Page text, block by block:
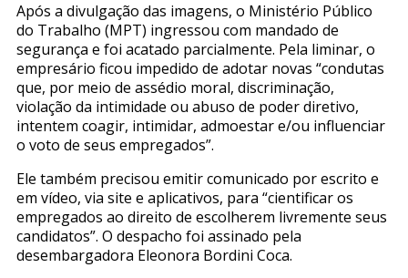
Após a divulgação das imagens, o Ministério Público
do Trabalho (MPT) ingressou com mandado de
segurança e foi acatado parcialmente. Pela liminar, o
empresário ficou impedido de adotar novas “condutas
que, por meio de assédio moral, discriminação,
violação da intimidade ou abuso de poder diretivo,
intentem coagir, intimidar, admoestar e/ou influenciar
o voto de seus empregados”.
Ele também precisou emitir comunicado por escrito e
em vídeo, via site e aplicativos, para “cientificar os
empregados ao direito de escolherem livremente seus
candidatos”. O despacho foi assinado pela
desembargadora Eleonora Bordini Coca.